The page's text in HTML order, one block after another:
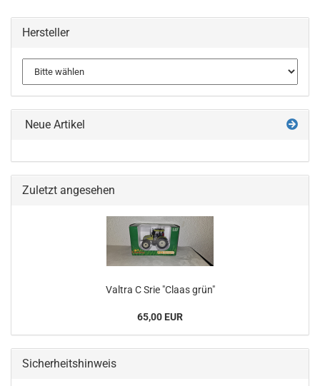
Hersteller
Neue Artikel
Zuletzt angesehen
Valtra C Srie "Claas grün"
65,00 EUR
Sicherheitshinweis